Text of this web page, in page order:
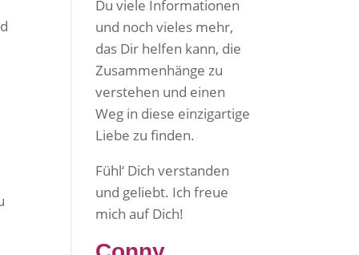
Du viele Informationen
und noch vieles mehr,
das Dir helfen kann, die
Zusammenhänge zu
verstehen und einen
Weg in diese einzigartige
Liebe zu finden.
Fühl‘ Dich verstanden
und geliebt. Ich freue
mich auf Dich!